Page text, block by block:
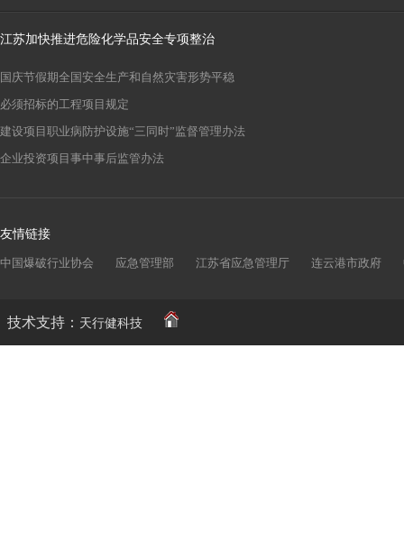
江苏加快推进危险化学品安全专项整治
国庆节假期全国安全生产和自然灾害形势平稳
必须招标的工程项目规定
建设项目职业病防护设施“三同时”监督管理办法
企业投资项目事中事后监管办法
友情链接
中国爆破行业协会 应急管理部 江苏省应急管理厅 连云港市政府
技术支持： 天行健科技